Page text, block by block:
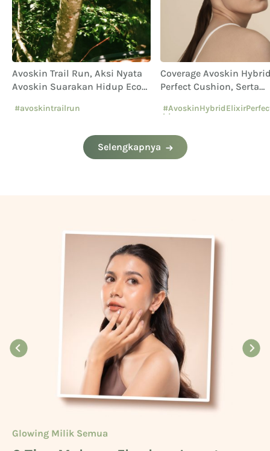
Avoskin Trail Run, Aksi Nyata
Avoskin Suarakan Hidup Eco
#avoskintrailrun
Coverage Avoskin
Perfect Cushion, Serta
hion
#AvoskinYourSkinBae
#CushionAvoskin
Selengkapnya
Glowing Milik Semua
Beauty
Glowing Milik Semua